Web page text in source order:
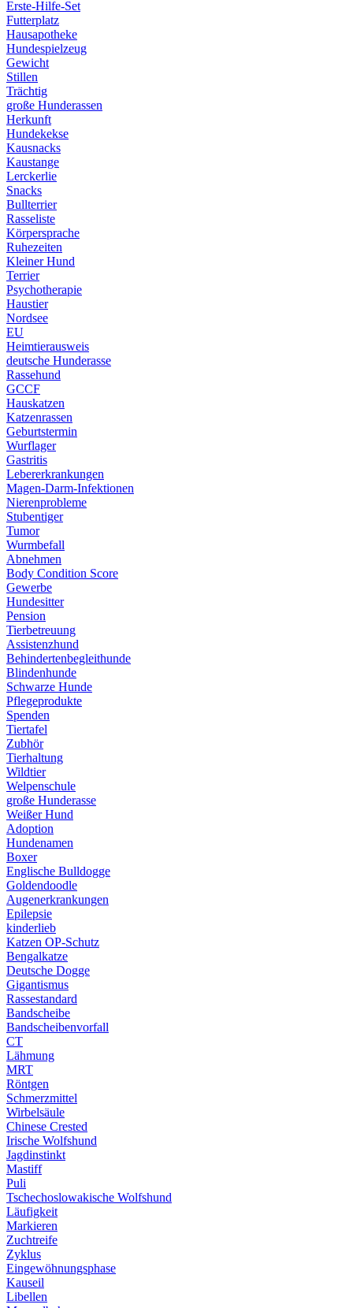
Erste-Hilfe-Set
Futterplatz
Hausapotheke
Hundespielzeug
Gewicht
Stillen
Trächtig
große Hunderassen
Herkunft
Hundekekse
Kausnacks
Kaustange
Lerckerlie
Snacks
Bullterrier
Rasseliste
Körpersprache
Ruhezeiten
Kleiner Hund
Terrier
Psychotherapie
Haustier
Nordsee
EU
Heimtierausweis
deutsche Hunderasse
Rassehund
GCCF
Hauskatzen
Katzenrassen
Geburtstermin
Wurflager
Gastritis
Lebererkrankungen
Magen-Darm-Infektionen
Nierenprobleme
Stubentiger
Tumor
Wurmbefall
Abnehmen
Body Condition Score
Gewerbe
Hundesitter
Pension
Tierbetreuung
Assistenzhund
Behindertenbegleithunde
Blindenhunde
Schwarze Hunde
Pflegeprodukte
Spenden
Tiertafel
Zubhör
Tierhaltung
Wildtier
Welpenschule
große Hunderasse
Weißer Hund
Adoption
Hundenamen
Boxer
Englische Bulldogge
Goldendoodle
Augenerkrankungen
Epilepsie
kinderlieb
Katzen OP-Schutz
Bengalkatze
Deutsche Dogge
Gigantismus
Rassestandard
Bandscheibe
Bandscheibenvorfall
CT
Lähmung
MRT
Röntgen
Schmerzmittel
Wirbelsäule
Chinese Crested
Irische Wolfshund
Jagdinstinkt
Mastiff
Puli
Tschechoslowakische Wolfshund
Läufigkeit
Markieren
Zuchtreife
Zyklus
Eingewöhnungsphase
Kauseil
Libellen